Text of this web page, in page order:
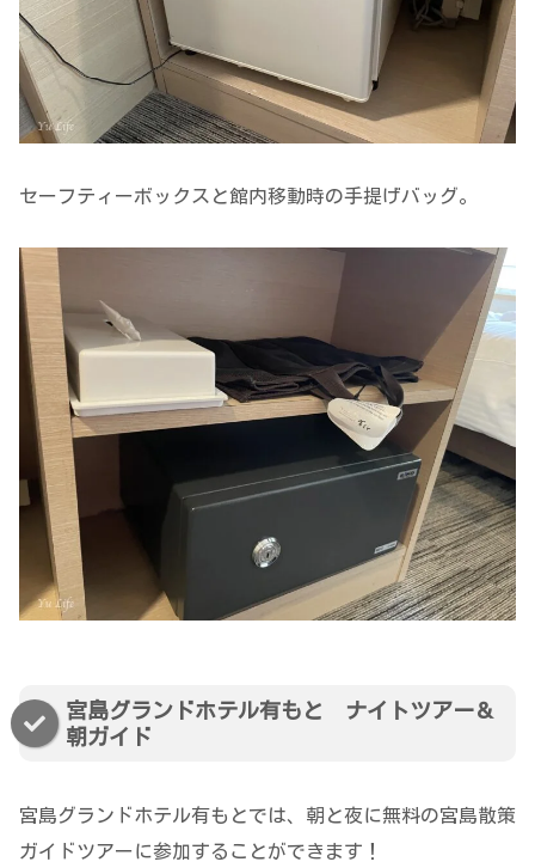
セーフティーボックスと館内移動時の手提げバッグ。
宮島グランドホテル有もと ナイトツアー＆
朝ガイド
宮島グランドホテル有もとでは、朝と夜に無料の宮島散策
ガイドツアーに参加することができます！